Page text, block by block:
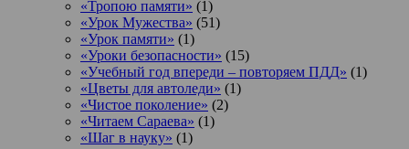
«Тропою памяти» (1)
«Урок Мужества» (51)
«Урок памяти» (1)
«Уроки безопасности» (15)
«Учебный год впереди – повторяем ПДД» (1)
«Цветы для автоледи» (1)
«Чистое поколение» (2)
«Читаем Сараева» (1)
«Шаг в науку» (1)